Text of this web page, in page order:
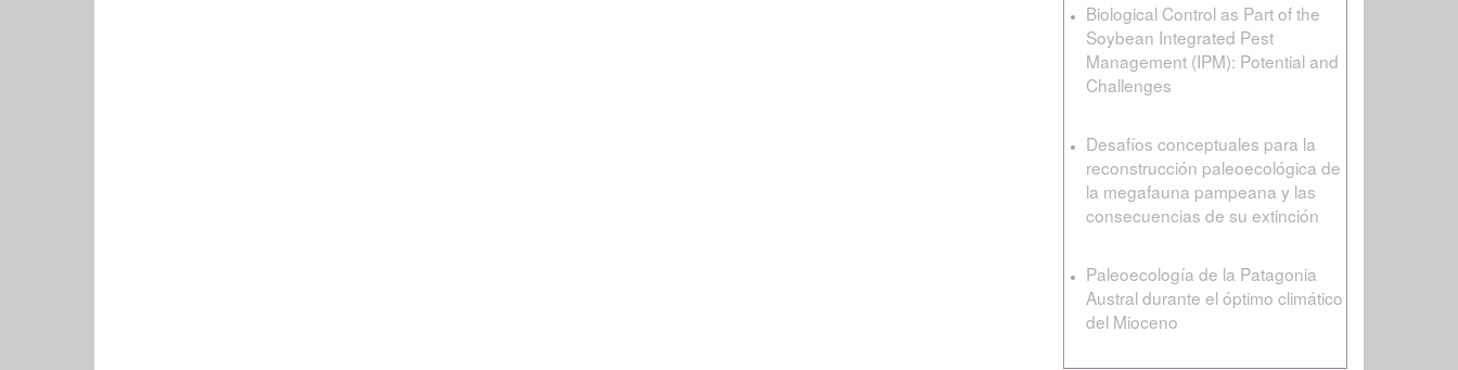
Biological Control as Part of the
Soybean Integrated Pest
Management (IPM): Potential and
Challenges
Desafíos conceptuales para la
reconstrucción paleoecológica de
la megafauna pampeana y las
consecuencias de su extinción
Paleoecología de la Patagonia
Austral durante el óptimo climático
del Mioceno